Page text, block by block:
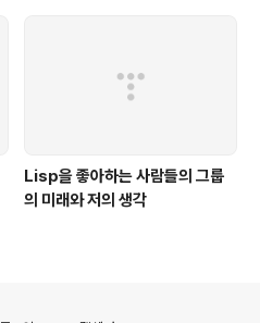
Lisp을 좋아하는 사람들의 그룹
의 미래와 저의 생각